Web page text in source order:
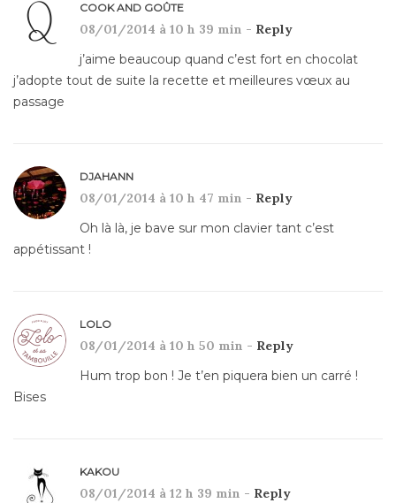
COOK AND GOÛTE
08/01/2014 à 10 h 39 min - Reply
j’aime beaucoup quand c’est fort en chocolat
j’adopte tout de suite la recette et meilleures vœux au
passage
DJAHANN
08/01/2014 à 10 h 47 min - Reply
Oh là là, je bave sur mon clavier tant c’est
appétissant !
LOLO
08/01/2014 à 10 h 50 min - Reply
Hum trop bon ! Je t’en piquera bien un carré !
Bises
KAKOU
08/01/2014 à 12 h 39 min - Reply